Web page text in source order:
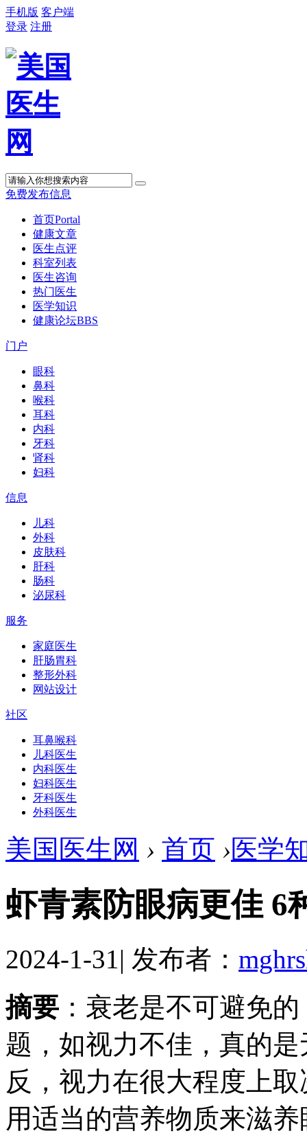
手机版 客户端
登录 注册
免费发布信息
首页Portal
健康文章
医生点评
科室列表
医生咨询
热门医生
医学知识
健康论坛BBS
门户
眼科
鼻科
喉科
耳科
内科
牙科
肾科
妇科
信息
儿科
外科
皮肤科
肝科
肠科
泌尿科
服务
家庭医生
肝肠胃科
整形外科
网站设计
社区
耳鼻喉科
儿科医生
内科医生
妇科医生
牙科医生
外科医生
美国医生网 › 首页 ›医学
虾青素防眼病更佳 6
2024-1-31| 发布者：
摘要 ：衰老是不可避免
题，如视力不佳，真的
反，视力在很大程度上
用适当的营养物质来滋